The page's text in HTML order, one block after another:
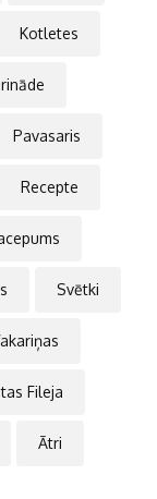
Kotletes
Pavasaris
Recepte
Svētki
Fileja
Ātri